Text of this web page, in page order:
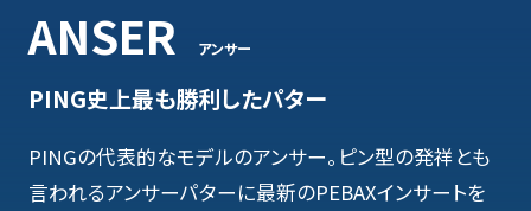
ANSER アンサー
PING史上最も勝利したパター
PINGの代表的なモデルのアンサー。ピン型の発祥とも
言われるアンサーパターに最新のPEBAXインサートを